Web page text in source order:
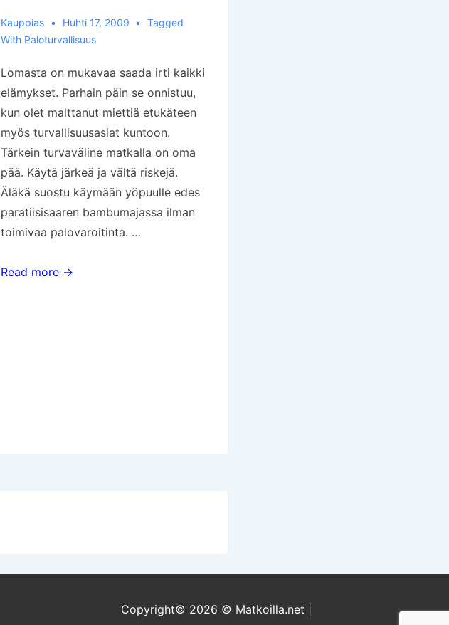
Kauppias Huhti 17, 2009
Tagged
With Paloturvallisuus
Lomasta on mukavaa saada irti kaikki
elämykset. Parhain päin se onnistuu,
kun olet malttanut miettiä etukäteen
myös turvallisuusasiat kuntoon.
Tärkein turvaväline matkalla on oma
pää. Käytä järkeä ja vältä riskejä.
Äläkä suostu käymään yöpuulle edes
paratiisisaaren bambumajassa ilman
toimivaa palovaroitinta. …
Muista
Read more →
Copyright© 2026 © Matkoilla.net